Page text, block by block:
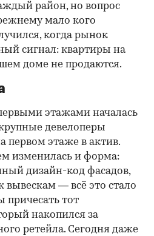
район, но вопрос
мало кого
когда рынок
сигнал: квартиры на
доме не продаются.
этажами началась
девелоперы
первом этаже в актив.
изменилась и форма:
дизайн-код фасадов,
вывескам — всё это стало
причесать тот
накопился за
ретейла. Сегодня даже